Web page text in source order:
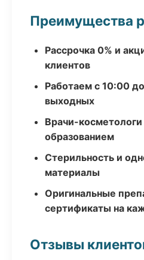
Преимущества
Рассрочка 0% и
клиентов
Работаем с 10:00
выходных
Врачи-
образованием
Стерильность и
материалы
Оригинальные
сертификаты на
Отзывы